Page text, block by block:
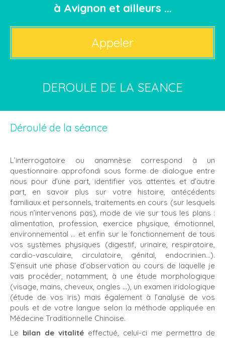
à Avignon et ailleurs ...
Appeler
DEROULE DE LA SEANCE
Déroulé de la séance
L’interrogatoire ou anamnèse correspond à un
questionnaire approfondi sous forme de dialogue entre
nous pour d’une part, identifier vos attentes et d’autre
part, en savoir plus sur votre histoire, antécédents
familiaux et personnels, traitements en cours (sur lesquels
nous n’intervenons pas), mode de vie sur tous les plans :
alimentation, profession, exercice physique, émotionnel,
environnemental … et enfin sur le fonctionnement de tous
vos systèmes physiques (digestif, urinaire, respiratoire,
cardio-vasculaire, circulatoire, génital, endocrinien…).
S’ensuit une phase d’observation au cours de laquelle je
vais procéder, notamment, à une étude morphologique
(visage, mains, cheveux, ongles ...), un examen iridologique
(étude de vos iris) mais également à l’analyse de vos
pouls et de votre langue selon la méthode appliquée en
Médecine Traditionnelle Chinoise.
Le bilan de vitalité effectué, celui-ci me permettra de